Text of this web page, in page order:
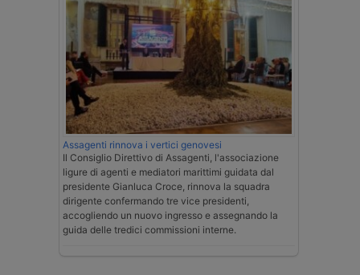
Assagenti rinnova i vertici genovesi
Il Consiglio Direttivo di Assagenti, l'associazione
ligure di agenti e mediatori marittimi guidata dal
presidente Gianluca Croce, rinnova la squadra
dirigente confermando tre vice presidenti,
accogliendo un nuovo ingresso e assegnando la
guida delle tredici commissioni interne.